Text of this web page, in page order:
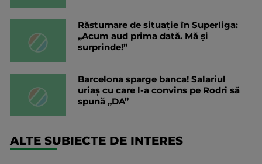
Răsturnare de situație în Superliga:
„Acum aud prima dată. Mă și
surprinde!”
Barcelona sparge banca! Salariul
uriaș cu care l-a convins pe Rodri să
spună „DA”
ALTE SUBIECTE DE INTERES